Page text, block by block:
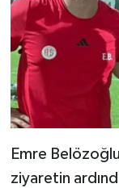
Emre
ziyaretin